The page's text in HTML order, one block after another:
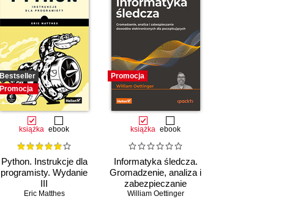
Bestseller
Promocja
książka ebook
Python. Instrukcje dla
programisty. Wydanie
III
Eric Matthes
Promocja
książka ebook
Informatyka śledcza.
Gromadzenie, analiza i
zabezpieczanie
dowodów
William Oettinger